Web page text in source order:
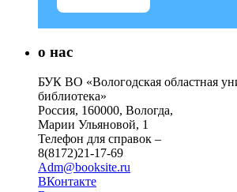
о нас
БУК ВО «Вологодская областная
библиотека»
Россия, 160000, Вологда,
Марии Ульяновой, 1
Телефон для справок –
8(8172)21-17-69
Adm@booksite.ru
ВКонтакте